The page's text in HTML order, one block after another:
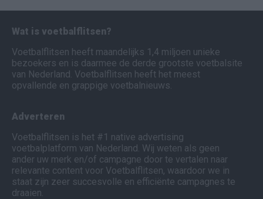
Wat is voetbalflitsen?
Voetbalflitsen heeft maandelijks 1,4 miljoen unieke
bezoekers en is daarmee de derde grootste voetbalsite
van Nederland. Voetbalflitsen heeft het meest
opvallende en grappige voetbalnieuws.
Adverteren
Voetbalflitsen is het #1 native advertising
voetbalplatform van Nederland. Wij weten als geen
ander uw merk en/of campagne door te vertalen naar
relevante content voor Voetbalflitsen, waardoor we in
staat zijn zeer succesvolle en efficiënte campagnes te
draaien.